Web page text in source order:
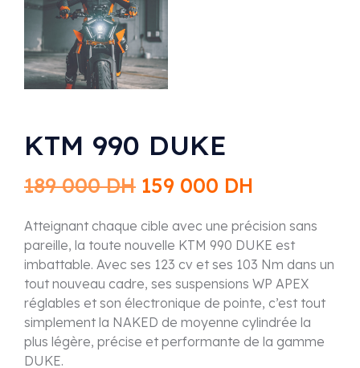
KTM 990 DUKE
189 000DH 159 000 DH
Atteignant chaque cible avec une précision sans
pareille, la toute nouvelle KTM 990 DUKE est
imbattable. Avec ses 123 cv et ses 103 Nm dans un
tout nouveau cadre, ses suspensions WP APEX
réglables et son électronique de pointe, c’est tout
simplement la NAKED de moyenne cylindrée la
plus légère, précise et performante de la gamme
DUKE.